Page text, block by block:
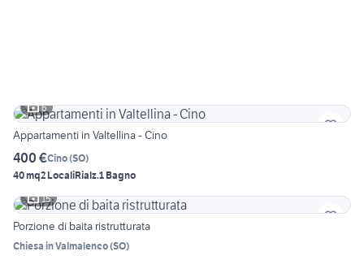
6
Appartamenti in Valtellina - Cino
400 €Cino(SO)
40 mq2 LocaliRialz.1 Bagno
15
Porzione di baita ristrutturata
Chiesa in Valmalenco(SO)